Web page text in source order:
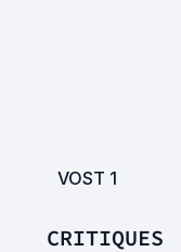
VOST 1